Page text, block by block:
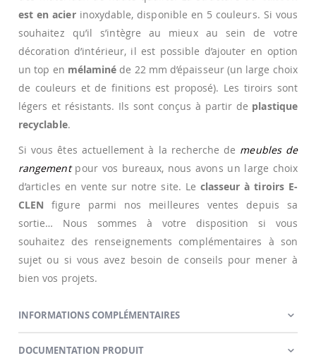
est en acierinoxydable, disponible en 5 couleurs. Si vous
souhaitez qu’il s’intègre au mieux au sein de votre
décoration d’intérieur, il est possible d’ajouter en option
un top en mélaminé de 22 mm d’épaisseur (un large choix
de couleurs et de finitions est proposé). Les tiroirs sont
légers et résistants. Ils sont conçus à partir de plastique
recyclable.
Si vous êtes actuellement à la recherche de meubles de
rangementpour vos bureaux, nous avons un large choix
d’articles en vente sur notre site. Le classeur à tiroirs E-
CLEN figure parmi nos meilleures ventes depuis sa
sortie… Nous sommes à votre disposition si vous
souhaitez des renseignements complémentaires à son
sujet ou si vous avez besoin de conseils pour mener à
bien vos projets.
INFORMATIONS COMPLÉMENTAIRES
DOCUMENTATION PRODUIT